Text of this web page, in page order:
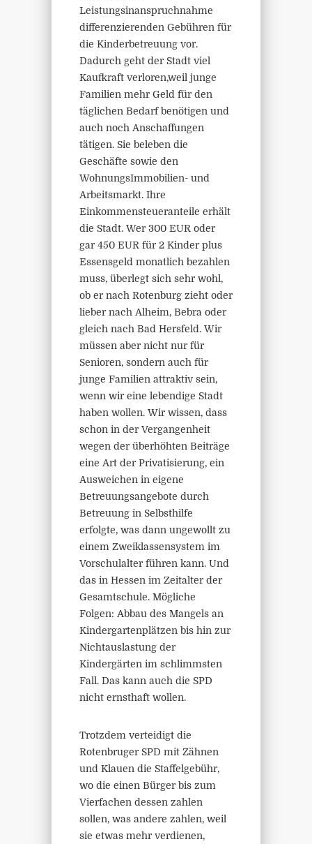
Leistungsinanspruchnahme
differenzierenden Gebühren für
die Kinderbetreuung vor.
Dadurch geht der Stadt viel
Kaufkraft verloren,weil junge
Familien mehr Geld für den
täglichen Bedarf benötigen und
auch noch Anschaffungen
tätigen. Sie beleben die
Geschäfte sowie den
WohnungsImmobilien- und
Arbeitsmarkt. Ihre
Einkommensteueranteile erhält
die Stadt. Wer 300 EUR oder
gar 450 EUR für 2 Kinder plus
Essensgeld monatlich bezahlen
muss, überlegt sich sehr wohl,
ob er nach Rotenburg zieht oder
lieber nach Alheim, Bebra oder
gleich nach Bad Hersfeld. Wir
müssen aber nicht nur für
Senioren, sondern auch für
junge Familien attraktiv sein,
wenn wir eine lebendige Stadt
haben wollen. Wir wissen, dass
schon in der Vergangenheit
wegen der überhöhten Beiträge
eine Art der Privatisierung, ein
Ausweichen in eigene
Betreuungsangebote durch
Betreuung in Selbsthilfe
erfolgte, was dann ungewollt zu
einem Zweiklassensystem im
Vorschulalter führen kann. Und
das in Hessen im Zeitalter der
Gesamtschule. Mögliche
Folgen: Abbau des Mangels an
Kindergartenplätzen bis hin zur
Nichtauslastung der
Kindergärten im schlimmsten
Fall. Das kann auch die SPD
nicht ernsthaft wollen.
Trotzdem verteidigt die
Rotenbruger SPD mit Zähnen
und Klauen die Staffelgebühr,
wo die einen Bürger bis zum
Vierfachen dessen zahlen
sollen, was andere zahlen, weil
sie etwas mehr verdienen,